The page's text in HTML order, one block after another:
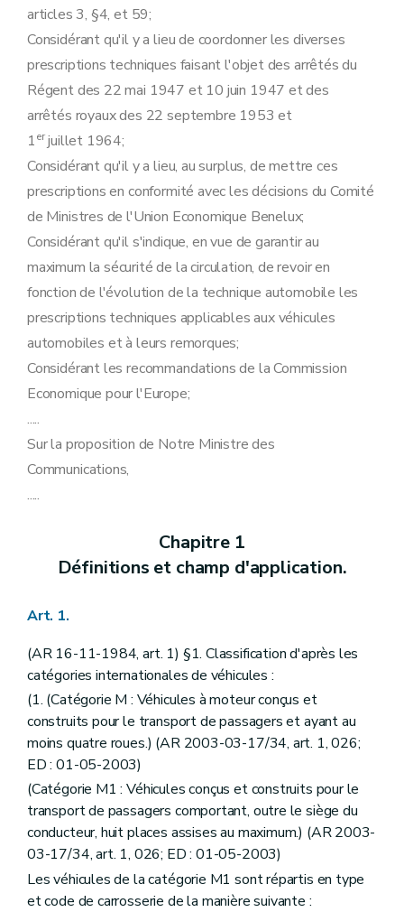
Art. 37
Art. 38
Art. 39
Art. 40
Art. 41
Art. 42
Art. 43
Art. 44
Art. 45
Art. 46
Art. 47
Art. 48
Art. 49
Art. 50
Art. 51
Art. 52
Art. 53
Art. 54
Art. 55
Art. 56
Chapitre 7 Aménagement.
Art. 58
Art. 60
Art. 61
Art. 67
Art. 69
Art. 70bis
Art. 71
Art. 72
Art. 73
Art. 74
Art. 75
Art. 76
Chapitre 8 Dispositions spéciales.
Art. 77
Art. 78
Art. 78bis
Chapitre 9
Mise en vigueur et dispositions finales.
Art. 79
Art. 80
Art. 81
articles 3, §4, et 59;
Considérant qu'il y a lieu de coordonner les diverses
prescriptions techniques faisant l'objet des arrêtés du
Régent des 22 mai 1947 et 10 juin 1947 et des
arrêtés royaux des 22 septembre 1953 et
1erjuillet 1964;
Considérant qu'il y a lieu, au surplus, de mettre ces
prescriptions en conformité avec les décisions du Comité
de Ministres de l'Union Economique Benelux;
Considérant qu'il s'indique, en vue de garantir au
maximum la sécurité de la circulation, de revoir en
fonction de l'évolution de la technique automobile les
prescriptions techniques applicables aux véhicules
automobiles et à leurs remorques;
Considérant les recommandations de la Commission
Economique pour l'Europe;
.....
Sur la proposition de Notre Ministre des
Communications,
.....
Chapitre 1
Définitions et champ d'application.
Art. 1.
(AR 16-11-1984, art. 1) §1. Classification d'après les
catégories internationales de véhicules :
(1. (Catégorie M : Véhicules à moteur conçus et
construits pour le transport de passagers et ayant au
moins quatre roues.) (AR 2003-03-17/34, art. 1, 026;
ED : 01-05-2003)
(Catégorie M1 : Véhicules conçus et construits pour le
transport de passagers comportant, outre le siège du
conducteur, huit places assises au maximum.) (AR 2003-
03-17/34, art. 1, 026; ED : 01-05-2003)
Les véhicules de la catégorie M1 sont répartis en type
et code de carrosserie de la manière suivante :